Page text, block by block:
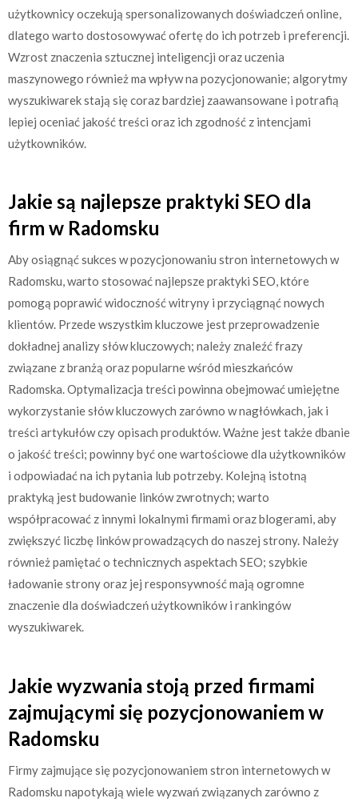
użytkownicy oczekują spersonalizowanych doświadczeń online,
dlatego warto dostosowywać ofertę do ich potrzeb i preferencji.
Wzrost znaczenia sztucznej inteligencji oraz uczenia
maszynowego również ma wpływ na pozycjonowanie; algorytmy
wyszukiwarek stają się coraz bardziej zaawansowane i potrafią
lepiej oceniać jakość treści oraz ich zgodność z intencjami
użytkowników.
Jakie są najlepsze praktyki SEO dla
firm w Radomsku
Aby osiągnąć sukces w pozycjonowaniu stron internetowych w
Radomsku, warto stosować najlepsze praktyki SEO, które
pomogą poprawić widoczność witryny i przyciągnąć nowych
klientów. Przede wszystkim kluczowe jest przeprowadzenie
dokładnej analizy słów kluczowych; należy znaleźć frazy
związane z branżą oraz popularne wśród mieszkańców
Radomska. Optymalizacja treści powinna obejmować umiejętne
wykorzystanie słów kluczowych zarówno w nagłówkach, jak i
treści artykułów czy opisach produktów. Ważne jest także dbanie
o jakość treści; powinny być one wartościowe dla użytkowników
i odpowiadać na ich pytania lub potrzeby. Kolejną istotną
praktyką jest budowanie linków zwrotnych; warto
współpracować z innymi lokalnymi firmami oraz blogerami, aby
zwiększyć liczbę linków prowadzących do naszej strony. Należy
również pamiętać o technicznych aspektach SEO; szybkie
ładowanie strony oraz jej responsywność mają ogromne
znaczenie dla doświadczeń użytkowników i rankingów
wyszukiwarek.
Jakie wyzwania stoją przed firmami
zajmującymi się pozycjonowaniem w
Radomsku
Firmy zajmujące się pozycjonowaniem stron internetowych w
Radomsku napotykają wiele wyzwań związanych zarówno z